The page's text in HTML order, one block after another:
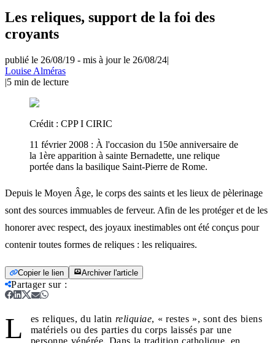
Les reliques, support de la foi des
croyants
publié le 26/08/19 - mis à jour le 26/08/24|
Louise Alméras
|5 min de lecture
Crédit : CPP I CIRIC
11 février 2008 : À l'occasion du 150e anniversaire de
la 1ère apparition à sainte Bernadette, une relique
portée dans la basilique Saint-Pierre de Rome.
Depuis le Moyen Âge, le corps des saints et les lieux de pèlerinage
sont des sources immuables de ferveur. Afin de les protéger et de les
honorer avec respect, des joyaux inestimables ont été conçus pour
contenir toutes formes de reliques : les reliquaires.
Copier le lien Archiver l'article
Partager sur:
L es reliques, du latin reliquiae, « restes », sont des biens
matériels ou des parties du corps laissés par une
personne vénérée. Dans la tradition catholique, en